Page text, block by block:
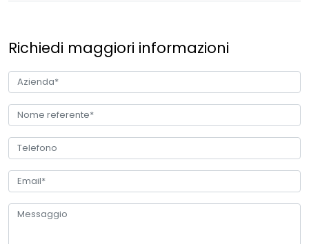
Richiedi maggiori informazioni